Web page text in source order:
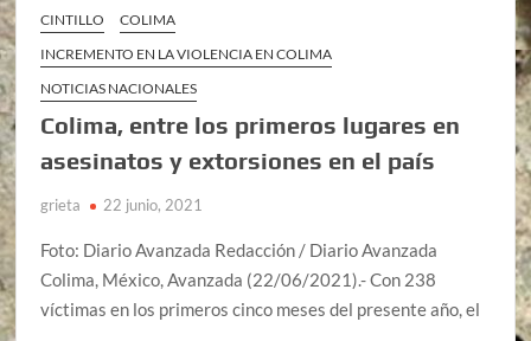
CINTILLO
COLIMA
INCREMENTO EN LA VIOLENCIA EN COLIMA
NOTICIAS NACIONALES
Colima, entre los primeros lugares en
asesinatos y extorsiones en el país
grieta 22 junio, 2021
Foto: Diario Avanzada Redacción / Diario Avanzada
Colima, México, Avanzada (22/06/2021).- Con 238
víctimas en los primeros cinco meses del presente año, el